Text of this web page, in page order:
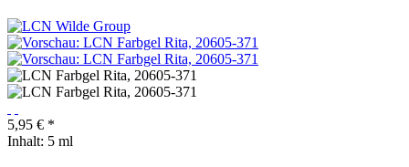
5,95 € *
Inhalt: 5 ml